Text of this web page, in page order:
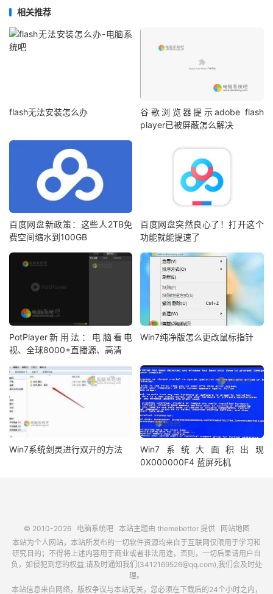
相关推荐
flash无法安装怎么办
谷歌浏览器提示adobe flash
player已被屏蔽怎么解决
百度网盘新政策：这些人2TB免
费空间缩水到100GB
百度网盘突然良心了！打开这个
功能就能提速了
PotPlayer新用法：电脑看电
视、全球8000+直播源、高清
Win7纯净版怎么更改鼠标指针
Win7系统剑灵进行双开的方法
Win7系统大面积出现
0X000000F4 蓝屏死机
© 2010-2026 电脑系统吧本站主题由 themebetter提供
网站地图
本站为个人网站，本站所发布的一切软件资源均来自于互联网仅限用于学习和
研究目的；不得将上述内容用于商业或者非法用途，否则，一切后果请用户自
负，如侵犯到您的权益,请及时通知我们(3412169526@qq.com),我们会及时处
理。
本站信息来自网络，版权争议与本站无关，您必须在下载后的24个小时之内，